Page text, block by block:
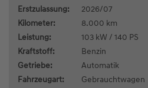
Erstzulassung:
2026/07
Kilometer:
8.000 km
Leistung:
103 kW / 140 PS
Kraftstoff:
Benzin
Getriebe:
Automatik
Fahrzeugart:
Gebrauchtwagen